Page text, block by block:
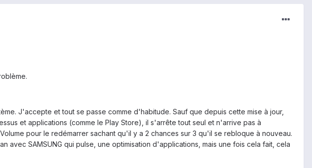
J'accepte et tout se passe comme d'habitude. Sauf que depuis cette mise à jour,
et applications (comme le Play Store), il s'arrête tout seul et n'arrive pas à
pour le redémarrer sachant qu'il y a 2 chances sur 3 qu'il se rebloque à nouveau.
SAMSUNG qui pulse, une optimisation d'applications, mais une fois cela fait, cela